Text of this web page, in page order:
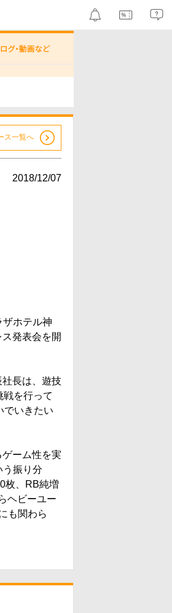
ス一覧へ
2018/12/07
ホテル神
発表会を開
長は、遊技
戦を行って
でいきたい
ーム性を実
振り分
枚、RB純増
ヘビーユー
も関わら